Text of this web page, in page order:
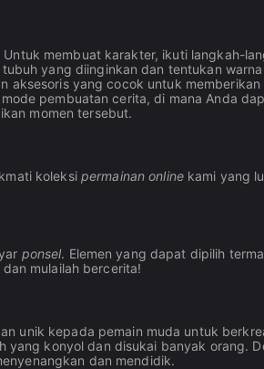
membuat karakter, ikuti langkah-
yang diinginkan dan tentukan
aksesoris yang cocok untuk
pembuatan cerita, di mana Anda
momen tersebut.
koleksi permainan onlinekami yang
ponsel. Elemen yang dapat dipilih
mulailah bercerita!
unik kepada pemain muda untuk
yang konyol dan disukai banyak orang.
dan mendidik.